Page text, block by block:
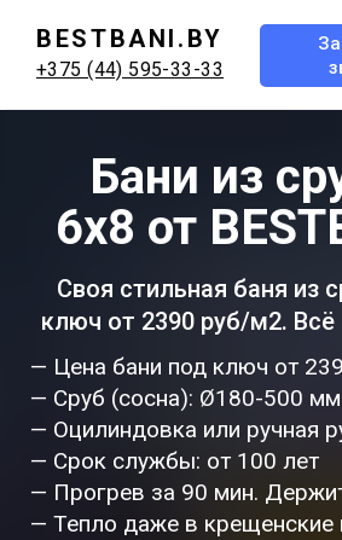
+375 (44) 595-33-33
BESTBANI.BY
Своя стильная баня из
ключ от 2390 руб/м2.
— Цена бани под ключ от
— Сруб (сосна): Ø180-500
— Оцилиндовка или ручная
— Срок службы: от 100 лет
— Прогрев за 90 мин.
— Тепло даже в
Бани из
6х8 от